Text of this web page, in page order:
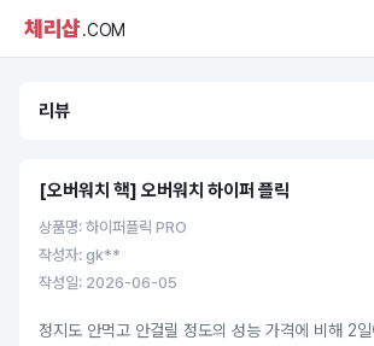
체리샵.COM
리뷰
[오버워치 핵] 오버워치 하이퍼 플릭
상품명: 하이퍼플릭 PRO
작성자: gk**
작성일: 2026-06-05
정지도 안먹고 안걸릴 정도의 성능 가격에 비해 2